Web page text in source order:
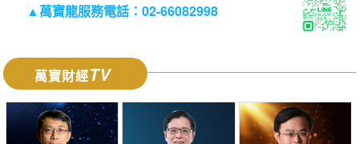
▲萬寶龍服務電話：02-66082998
萬寶財經TV